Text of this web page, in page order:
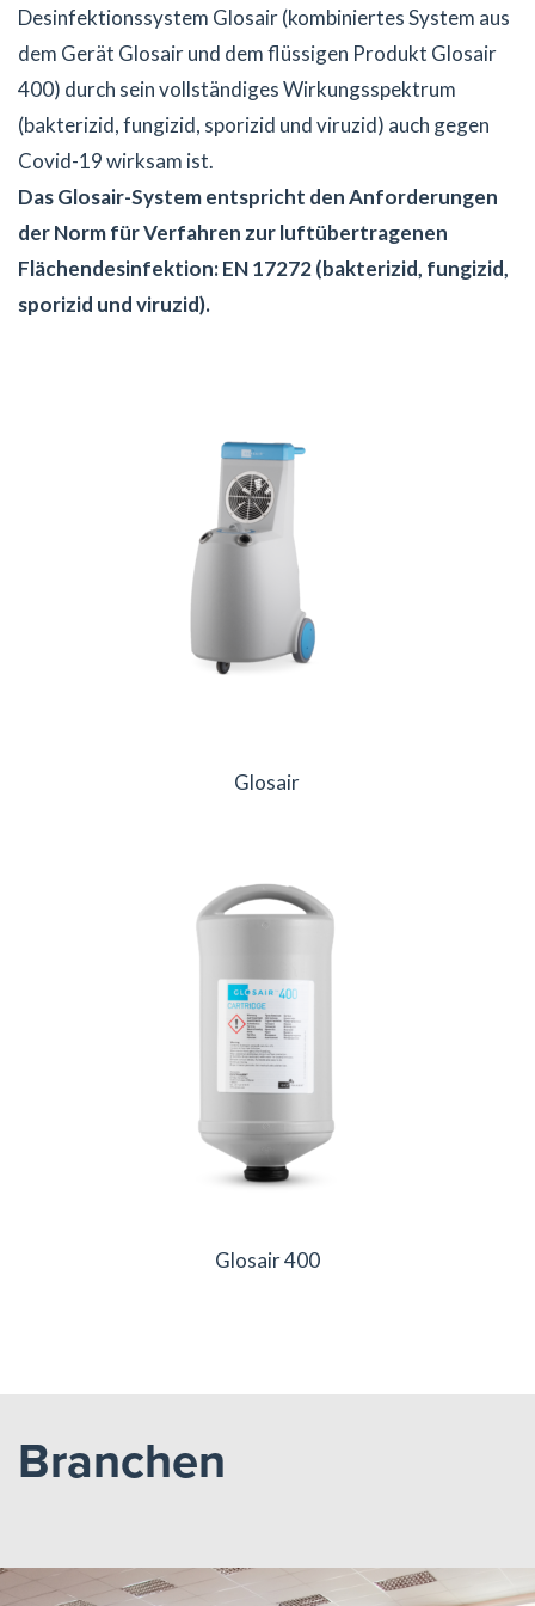
Desinfektionssystem Glosair (kombiniertes System aus
dem Gerät Glosair und dem flüssigen Produkt Glosair
400) durch sein vollständiges Wirkungsspektrum
(bakterizid, fungizid, sporizid und viruzid) auch gegen
Covid-19 wirksam ist.
Das Glosair-System entspricht den Anforderungen
der Norm für Verfahren zur luftübertragenen
Flächendesinfektion: EN 17272 (bakterizid, fungizid,
sporizid und viruzid).
Glosair
Glosair 400
Branchen